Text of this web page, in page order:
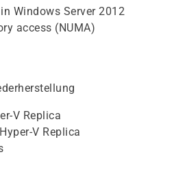
Windows Server 2012
access (NUMA)
V Replica
V Replica